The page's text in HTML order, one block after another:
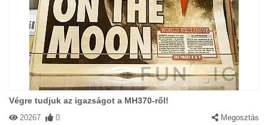
Végre tudjuk az igazságot a MH370-ről!
20267 0 Megosztás